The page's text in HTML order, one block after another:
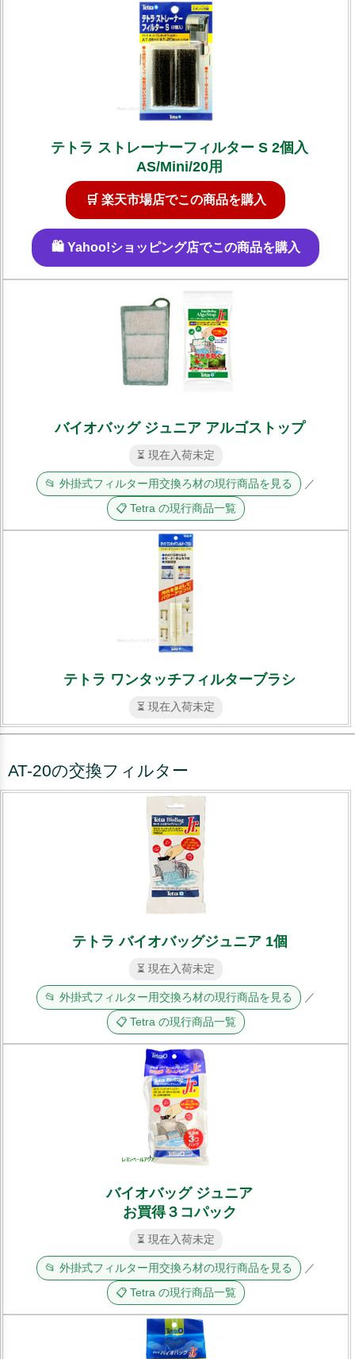
テトラ ストレーナーフィルター S 2個入
AS/Mini/20用
🛒 楽天市場店でこの商品を購入
🛍️ Yahoo!ショッピング店でこの商品を購入
バイオバッグ ジュニア アルゴストップ
⏳ 現在入荷未定
📂 外掛式フィルター用交換ろ材の現行商品を見る ／
📋 Tetra の現行商品一覧
テトラ ワンタッチフィルターブラシ
⏳ 現在入荷未定
AT-20の交換フィルター
テトラ バイオバッグジュニア 1個
⏳ 現在入荷未定
📂 外掛式フィルター用交換ろ材の現行商品を見る ／
📋 Tetra の現行商品一覧
バイオバッグ ジュニア
お買得３コパック
⏳ 現在入荷未定
📂 外掛式フィルター用交換ろ材の現行商品を見る ／
📋 Tetra の現行商品一覧